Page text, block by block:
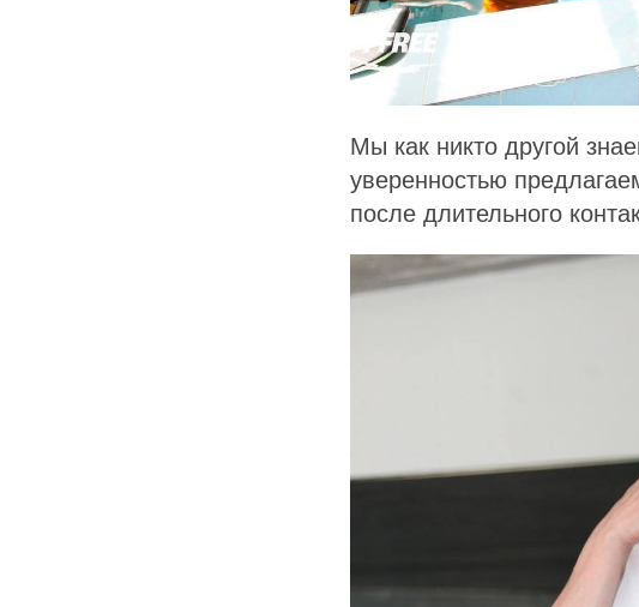
Мы как никто другой
уверенностью
после длительного